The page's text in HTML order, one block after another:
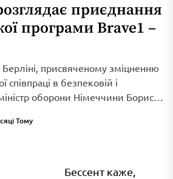
приєднання
програми Brave1 –
Берліні, присвяченому зміцненню
співпраці в безпековій і
оборони Німеччини Борис
Тому
Бессент каже,